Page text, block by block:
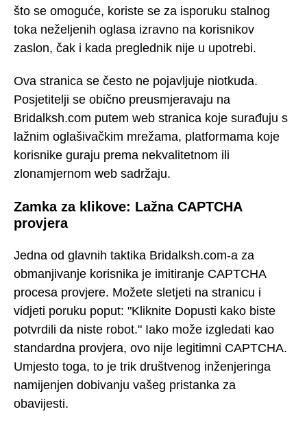
što se omoguće, koriste se za isporuku stalnog
toka neželjenih oglasa izravno na korisnikov
zaslon, čak i kada preglednik nije u upotrebi.
Ova stranica se često ne pojavljuje niotkuda.
Posjetitelji se obično preusmjeravaju na
Bridalksh.com putem web stranica koje surađuju s
lažnim oglašivačkim mrežama, platformama koje
korisnike guraju prema nekvalitetnom ili
zlonamjernom web sadržaju.
Zamka za klikove: Lažna CAPTCHA
provjera
Jedna od glavnih taktika Bridalksh.com-a za
obmanjivanje korisnika je imitiranje CAPTCHA
procesa provjere. Možete sletjeti na stranicu i
vidjeti poruku poput: "Kliknite Dopusti kako biste
potvrdili da niste robot." Iako može izgledati kao
standardna provjera, ovo nije legitimni CAPTCHA.
Umjesto toga, to je trik društvenog inženjeringa
namijenjen dobivanju vašeg pristanka za
obavijesti.